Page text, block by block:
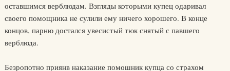
оставшимся верблюдам. Взгляды которыми купец одаривал
своего помощника не сулили ему ничего хорошего. В конце
концов, парню достался увесистый тюк снятый с павшего
верблюда.
Безропотно приянв наказание помошник купца со страхом